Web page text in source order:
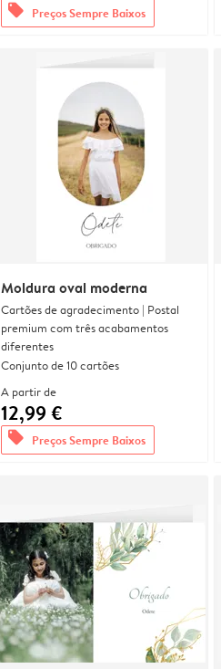
offers Preços Sempre Baixos
Moldura oval moderna
Cartões de agradecimento | Postal
premium com três acabamentos
diferentes
Conjunto de 10 cartões
A partir de
12,99 €
offers Preços Sempre Baixos